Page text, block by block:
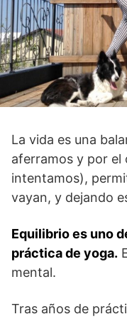
La vida es una
aferramos y por el
intentamos),
vayan, y dejando
Equilibrio es uno
práctica de yoga.
mental.
Tras años de